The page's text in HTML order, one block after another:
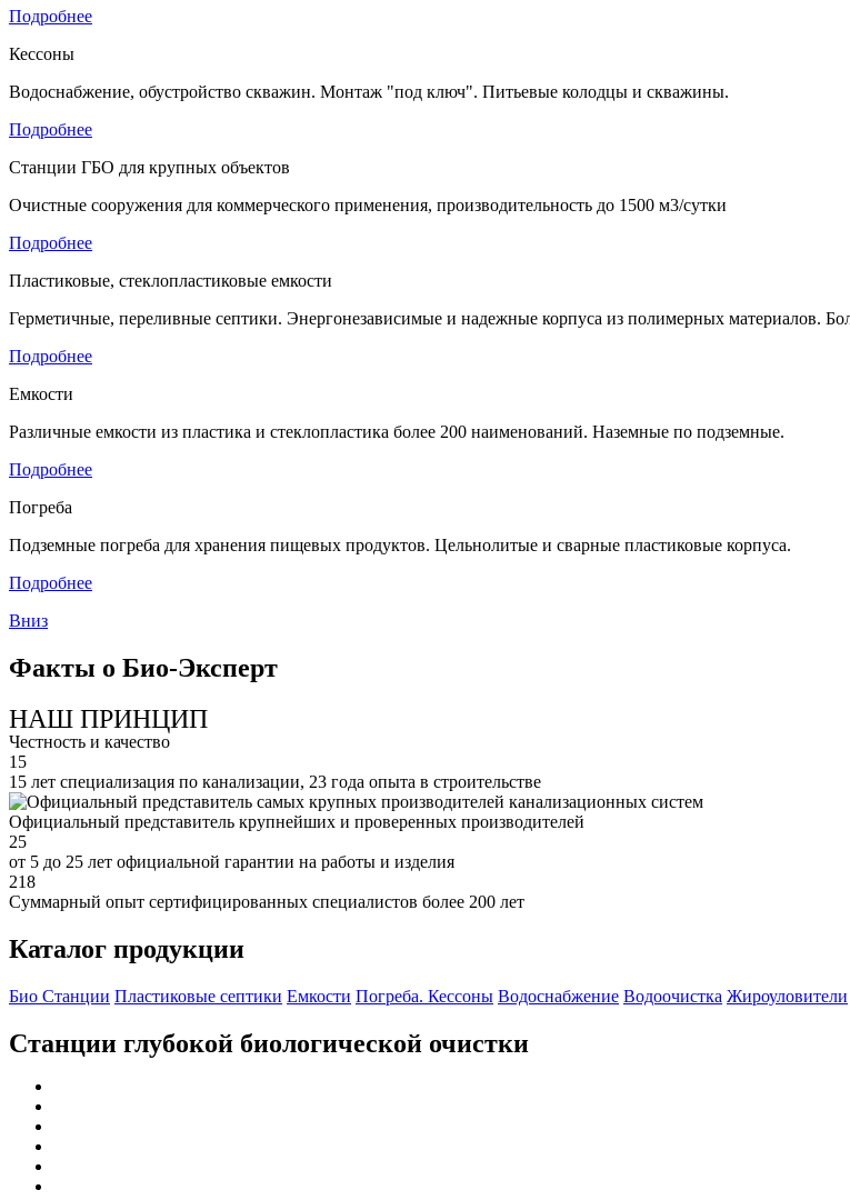
Подробнее
Кессоны
Водоснабжение, обустройство скважин. Монтаж "под ключ". Питьевые колодцы и скважины.
Подробнее
Станции ГБО для крупных объектов
Очистные сооружения для коммерческого применения, производительность до 1500 м3/сутки
Подробнее
Пластиковые, стеклопластиковые емкости
Герметичные, переливные септики. Энергонезависимые и надежные корпуса из полимерных материалов.
Подробнее
Емкости
Различные емкости из пластика и стеклопластика более 200 наименований. Наземные по подземные.
Подробнее
Погреба
Подземные погреба для хранения пищевых продуктов. Цельнолитые и сварные пластиковые корпуса.
Подробнее
Вниз
Факты о Био-Эксперт
НАШ ПРИНЦИП
Честность и качество
15
15 лет специализация по канализации, 23 года опыта в строительстве
Официальный представитель крупнейших и проверенных производителей
25
от 5 до 25 лет официальной гарантии на работы и изделия
218
Суммарный опыт сертифицированных специалистов более 200 лет
Каталог продукции
Био Станции Пластиковые септики Емкости Погреба. Кессоны Водоснабжение Водоочистка Жироуловители
Станции глубокой биологической очистки